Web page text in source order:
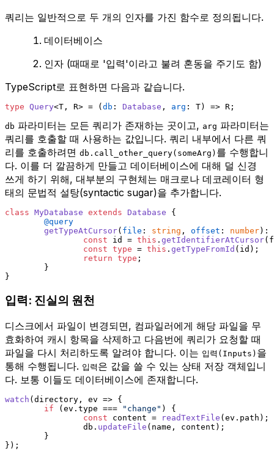
쿼리는 일반적으로 두 개의 인자를 가진 함수로 정의됩니다.
데이터베이스
인자 (때때로 '입력'이라고 불려 혼동을 주기도 함)
TypeScript로 표현하면 다음과 같습니다.
type Query<T, R> = ( db : Database , arg : T) => R;
db 파라미터는 모든 쿼리가 존재하는 곳이고, arg 파라미터는
쿼리를 호출할 때 사용하는 값입니다. 쿼리 내부에서 다른 쿼
리를 호출하려면 db.call_other_query(someArg) 를 수행합니
다. 이를 더 깔끔하게 만들고 데이터베이스에 대해 덜 신경
쓰게 하기 위해, 대부분의 구현체는 매크로나 데코레이터 형
태의 문법적 설탕(syntactic sugar)을 추가합니다.
class MyDatabase extends Database {
@query
getTypeAtCursor( file : string , offset : number):
const id = this . getIdentifierAtCursor
const type = this . getTypeFromId (id);
return type ;
	}
}
입력: 진실의 원천
디스크에서 파일이 변경되면, 컴파일러에게 해당 파일을 무
효화하여 캐시 항목을 삭제하고 다음번에 쿼리가 요청할 때
파일을 다시 처리하도록 알려야 합니다. 이는 입력(Inputs) 을
통해 수행됩니다. 입력 은 값을 쓸 수 있는 상태 저장 객체입니
다. 보통 이들도 데이터베이스에 존재합니다.
watch (directory, ev => {
if (ev. type === "change" ) {
const content = readTextFile (ev. path );
		db.
updateFile (name, content);
	}
});